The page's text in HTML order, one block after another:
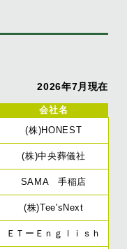
2026年7月現在
会社名
(株)HONEST
(株)中央葬儀社
SAMA 手稲店
(株)Tee'sNext
ＥＴーＥｎｇｌｉｓｈ